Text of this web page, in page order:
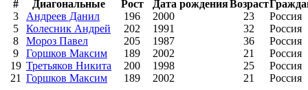
#
Диагональные Рост Дата рожденияВозраст
3
Андреев Данил 196 2000 23
Россия
5
Колесник Андрей 202 1991 32
Россия
8
Мороз Павел 205 1987 36
Россия
9
Горшков Максим 189 2002 21
Россия
19 Третьяков Никита 200 1998 25
Россия
21 Горшков Максим 189 2002 21
Россия